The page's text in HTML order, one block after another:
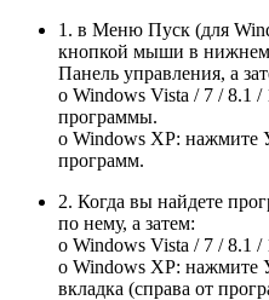
1. в Меню Пуск (для
кнопкой мыши в нижнем
Панель управления, а
o Windows Vista / 7 / 8.1
программы.
o Windows XP: нажмите
программ.
2. Когда вы найдете
по нему, а затем:
o Windows Vista / 7 / 8.1
o Windows XP: нажмите
вкладка (справа от